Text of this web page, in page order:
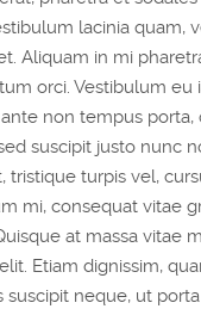
lacinia quam,
Aliquam in mi
orci. Vestibulum eu
non tempus porta,
suscipit justo nunc
tristique turpis vel,
mi, consequat vitae
at massa vitae
Etiam dignissim,
suscipit neque, ut